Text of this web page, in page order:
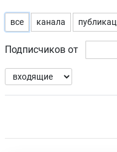
все канала
Подписчиков от
Нет